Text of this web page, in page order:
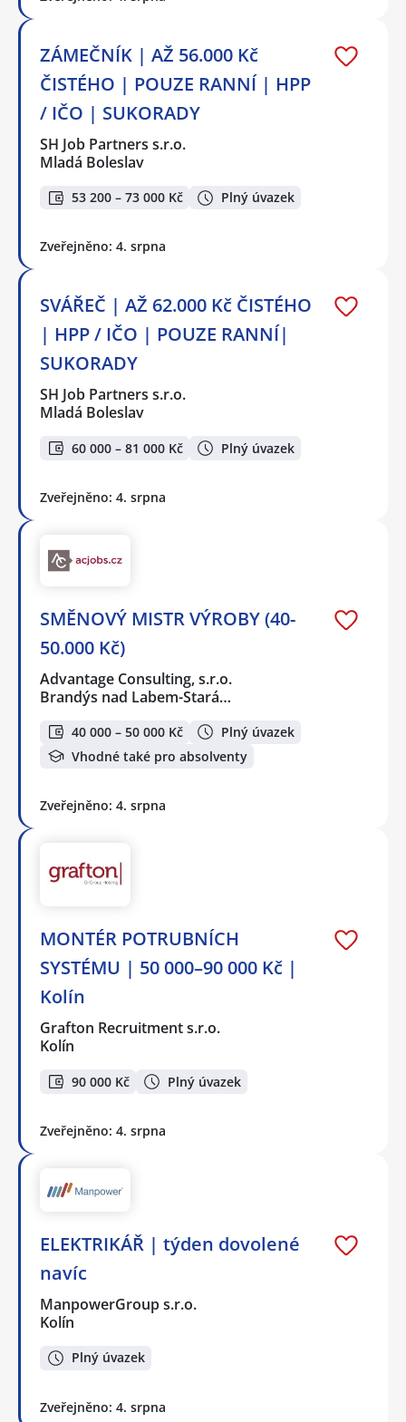
ZÁMEČNÍK | AŽ 56.000 Kč
ČISTÉHO | POUZE RANNÍ | HPP
/ IČO | SUKORADY
SH Job Partners s.r.o.
Mladá Boleslav
53 200 – 73 000 Kč Plný úvazek
Zveřejněno: 4. srpna
SVÁŘEČ | AŽ 62.000 Kč ČISTÉHO
| HPP / IČO | POUZE RANNÍ|
SUKORADY
SH Job Partners s.r.o.
Mladá Boleslav
60 000 – 81 000 Kč Plný úvazek
Zveřejněno: 4. srpna
SMĚNOVÝ MISTR VÝROBY (40-
50.000 Kč)
Advantage Consulting, s.r.o.
Brandýs nad Labem-Stará…
40 000 – 50 000 Kč
Plný úvazek
Vhodné také pro absolventy
Zveřejněno: 4. srpna
MONTÉR POTRUBNÍCH
SYSTÉMU | 50 000–90 000 Kč |
Kolín
Grafton Recruitment s.r.o.
Kolín
90 000 Kč Plný úvazek
Zveřejněno: 4. srpna
ELEKTRIKÁŘ | týden dovolené
navíc
ManpowerGroup s.r.o.
Kolín
Plný úvazek
Zveřejněno: 4. srpna